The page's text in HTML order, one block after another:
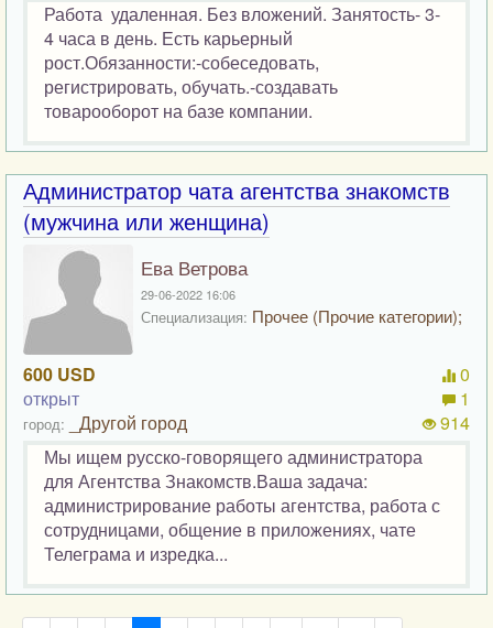
Работа удаленная. Без вложений. Занятость- 3-
4 часа в день. Есть карьерный
рост.Обязанности:-собеседовать,
регистрировать, обучать.-создавать
товарооборот на базе компании.
Администратор чата агентства знакомств
(мужчина или женщина)
Ева Ветрова
29-06-2022 16:06
Специализация: Прочее (Прочие категории);
600 USD
открыт
город: _Другой город
0
1
914
Мы ищем русско-говорящего администратора
для Агентства Знакомств.Ваша задача:
администрирование работы агентства, работа с
сотрудницами, общение в приложениях, чате
Телеграма и изредка...